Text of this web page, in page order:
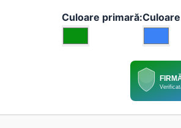
Culoare primară: